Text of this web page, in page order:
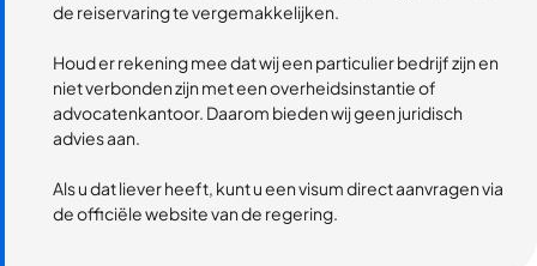
de reiservaring te vergemakkelijken.
Houd er rekening mee dat wij een particulier bedrijf zijn en
niet verbonden zijn met een overheidsinstantie of
advocatenkantoor. Daarom bieden wij geen juridisch
advies aan.
Als u dat liever heeft, kunt u een visum direct aanvragen via
de officiële website van de regering.